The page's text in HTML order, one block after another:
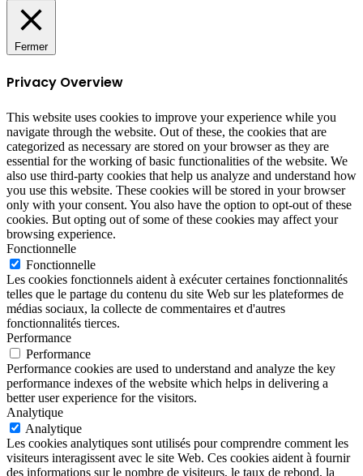
Fermer
Privacy Overview
This website uses cookies to improve your experience while you
navigate through the website. Out of these, the cookies that are
categorized as necessary are stored on your browser as they are
essential for the working of basic functionalities of the website. We
also use third-party cookies that help us analyze and understand how
you use this website. These cookies will be stored in your browser
only with your consent. You also have the option to opt-out of these
cookies. But opting out of some of these cookies may affect your
browsing experience.
Fonctionnelle
Fonctionnelle
Les cookies fonctionnels aident à exécuter certaines fonctionnalités
telles que le partage du contenu du site Web sur les plateformes de
médias sociaux, la collecte de commentaires et d'autres
fonctionnalités tierces.
Performance
Performance
Performance cookies are used to understand and analyze the key
performance indexes of the website which helps in delivering a
better user experience for the visitors.
Analytique
Analytique
Les cookies analytiques sont utilisés pour comprendre comment les
visiteurs interagissent avec le site Web. Ces cookies aident à fournir
des informations sur le nombre de visiteurs, le taux de rebond, la